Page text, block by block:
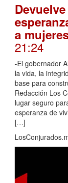
a
21:24
-El gobernador
la vida, la
base para
Redacción Los
lugar seguro
esperanza de
[…]